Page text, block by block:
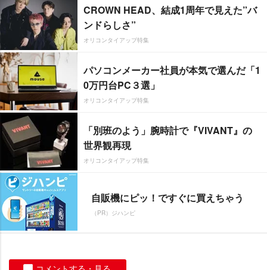
CROWN HEAD、結成1周年で見えた”バ
ンドらしさ”
オリコンタイアップ特集
パソコンメーカー社員が本気で選んだ「1
0万円台PC３選」
オリコンタイアップ特集
「別班のよう」腕時計で『VIVANT』の
世界観再現
オリコンタイアップ特集
自販機にピッ！ですぐに買えちゃう
（PR）ジハンピ